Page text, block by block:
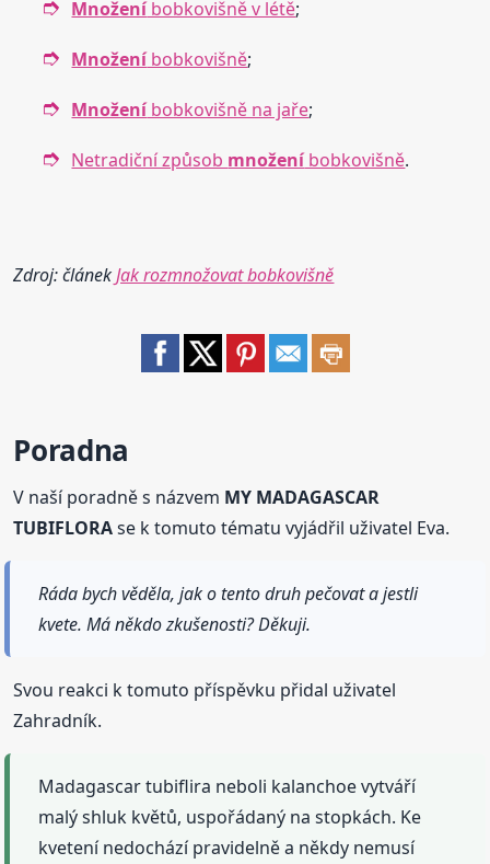
Množeníbobkovišně v létě;
Množeníbobkovišně;
Množeníbobkovišně na jaře;
Netradiční způsob množeníbobkovišně.
Zdroj: článekJak rozmnožovat bobkovišně
Poradna
V naší poradně s názvem MY MADAGASCAR
TUBIFLORAse k tomuto tématu vyjádřil uživatel Eva.
Ráda bych věděla, jak o tento druh pečovat a jestli
kvete. Má někdo zkušenosti? Děkuji.
Svou reakci k tomuto příspěvku přidal uživatel
Zahradník.
Madagascar tubiflira neboli kalanchoe vytváří
malý shluk květů, uspořádaný na stopkách. Ke
kvetení nedochází pravidelně a někdy nemusí